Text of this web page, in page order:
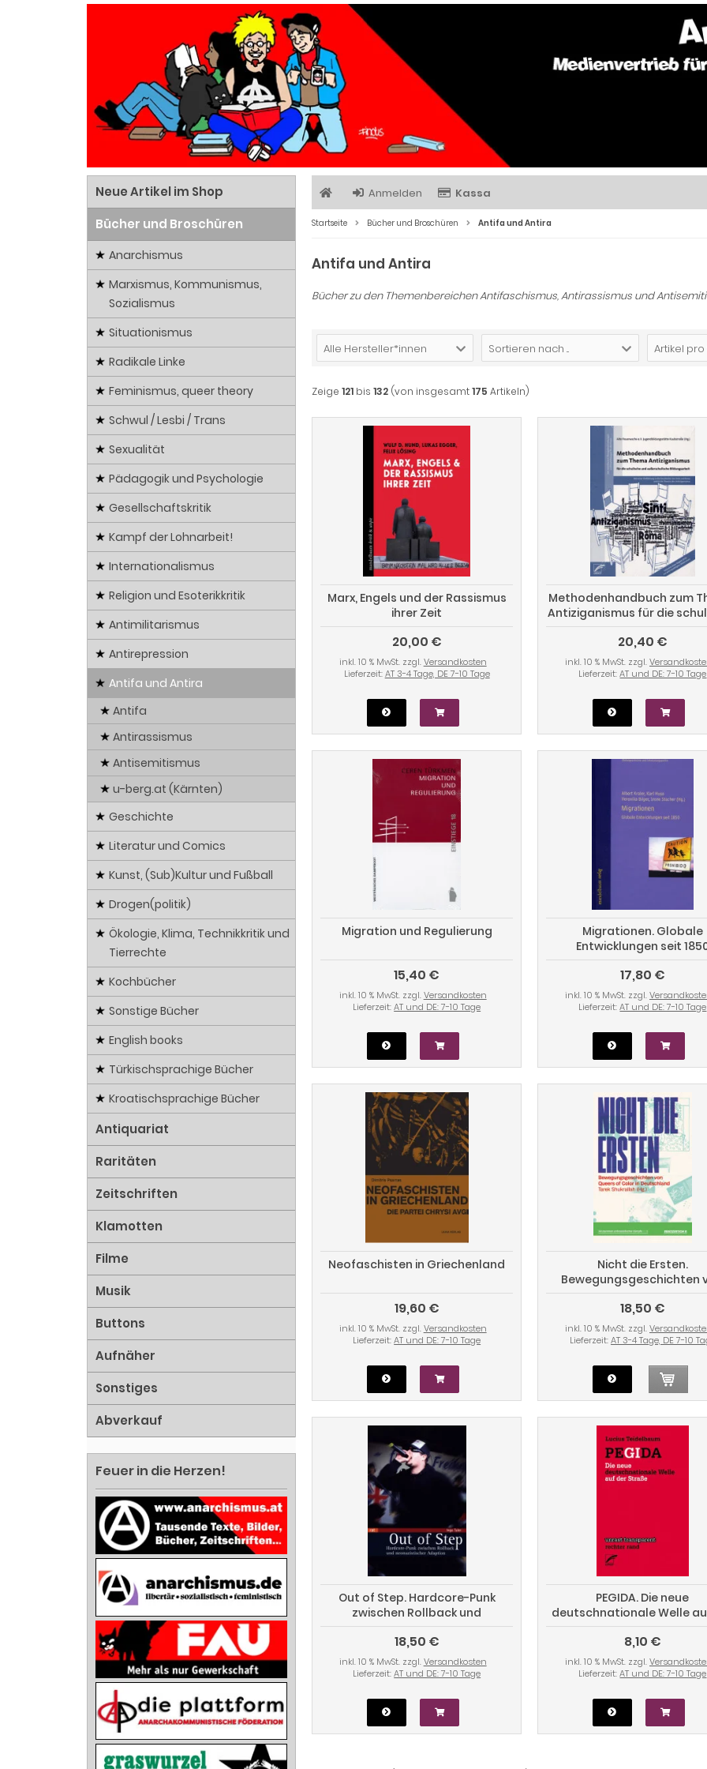
Anmelden Kassa
Startseite Bücher und Broschüren Antifa und Antira
Antifa und Antira
Bücher zu den Themenbereichen Antifaschismus, Antirassismus und
Alle Hersteller*innen Sortieren nach ... Artikel pro
Zeige 121 bis 132 (von insgesamt175 Artikeln)
Marx, Engels und der Rassismus
ihrer Zeit
20,00 €
inkl. 10 % MwSt. zzgl.Versandkosten
Lieferzeit:AT 3-4 Tage, DE 7-10 Tage
Methodenhandbuch zum
Antiziganismus für die
und außerschulische
Bildungsarbeit
20,40 €
inkl. 10 % MwSt. zzgl.
Lieferzeit:AT und DE: 7-10 Tage
Migration und Regulierung
15,40 €
inkl. 10 % MwSt. zzgl.Versandkosten
Lieferzeit:AT und DE: 7-10 Tage
Migrationen. Globale
Entwicklungen seit
17,80 €
inkl. 10 % MwSt. zzgl.
Lieferzeit:AT und DE: 7-10 Tage
Neofaschisten in Griechenland
19,60 €
inkl. 10 % MwSt. zzgl.Versandkosten
Lieferzeit:AT und DE: 7-10 Tage
Nicht die Ersten.
Bewegungsgeschichten
Queers of Colour in
18,50 €
inkl. 10 % MwSt. zzgl.
Lieferzeit:AT 3-4 Tage, DE 7-10
Out of Step. Hardcore-Punk
zwischen Rollback und
neonazistischer Adaption
18,50 €
inkl. 10 % MwSt. zzgl.Versandkosten
Lieferzeit:AT und DE: 7-10 Tage
PEGIDA. Die neue
deutschnationale Welle
Straße
8,10 €
inkl. 10 % MwSt. zzgl.
Lieferzeit:AT und DE: 7-10 Tage
Neue Artikel im Shop
Bücher und Broschüren
Anarchismus
Marxismus, Kommunismus,
Sozialismus
Situationismus
Radikale Linke
Feminismus, queer theory
Schwul / Lesbi / Trans
Sexualität
Pädagogik und Psychologie
Gesellschaftskritik
Kampf der Lohnarbeit!
Internationalismus
Religion und Esoterikkritik
Antimilitarismus
Antirepression
Antifa und Antira
Antifa
Antirassismus
Antisemitismus
u-berg.at (Kärnten)
Geschichte
Literatur und Comics
Kunst, (Sub)Kultur und Fußball
Drogen(politik)
Ökologie, Klima, Technikkritik und
Tierrechte
Kochbücher
Sonstige Bücher
English books
Türkischsprachige Bücher
Kroatischsprachige Bücher
Antiquariat
Raritäten
Zeitschriften
Klamotten
Filme
Musik
Buttons
Aufnäher
Sonstiges
Abverkauf
Feuer in die Herzen!